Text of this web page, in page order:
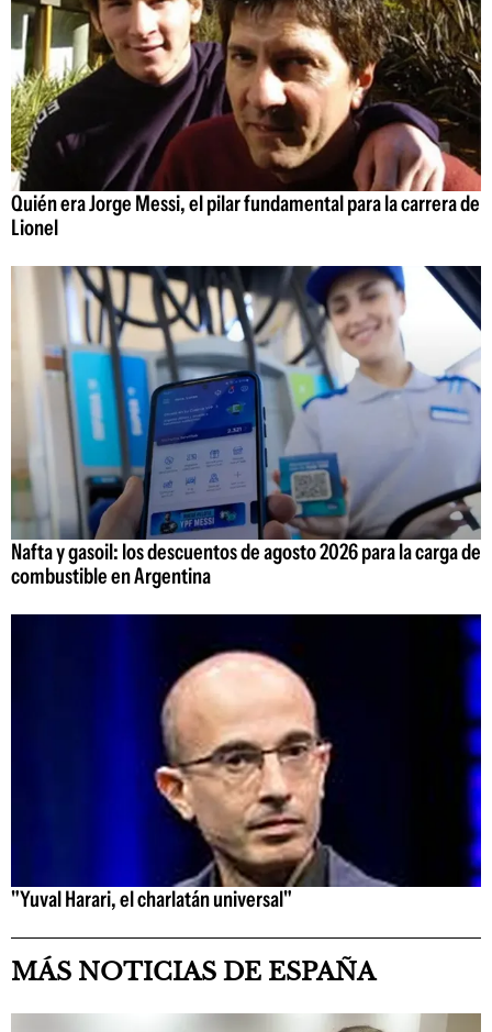
Quién era Jorge Messi, el pilar fundamental para la carrera de
Lionel
Nafta y gasoil: los descuentos de agosto 2026 para la carga de
combustible en Argentina
"Yuval Harari, el charlatán universal"
MÁS NOTICIAS DE ESPAÑA